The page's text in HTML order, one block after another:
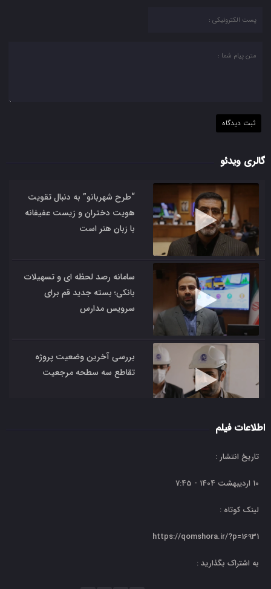
گالری ویدئو
“طرح شهربانو” به دنبال تقویت
هویت دختران و زیست عفیفانه
با زبان هنر است
سامانه رصد لحظه ای و تسهیلات
بانکی؛ بسته جدید قم برای
سرویس مدارس
بررسی آخرین وضعیت پروژه
تقاطع سه سطحه مرجعیت
اطلاعات فیلم
تاریخ انتشار :
10 اردیبهشت 1404 - 7:45
لینک کوتاه :
https://qomshora.ir/?p=16931
به اشتراک بگذارید :